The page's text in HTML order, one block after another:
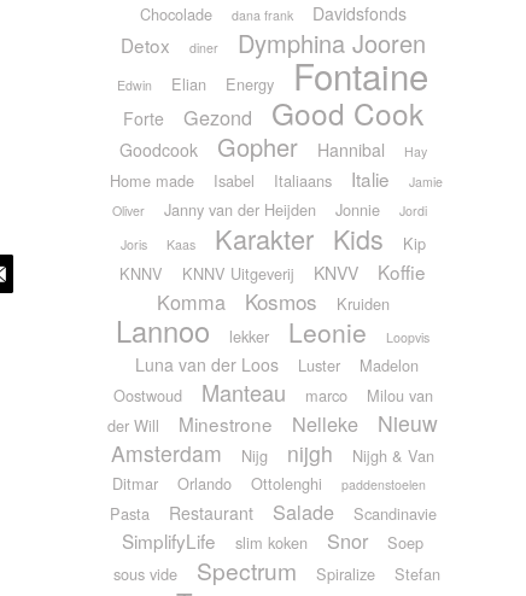
Chocolade dana frank Davidsfonds
Detox diner Dymphina Jooren
Edwin Elian Energy Fontaine
Forte Gezond Good Cook
Goodcook Gopher Hannibal Hay
Home made Isabel Italiaans Italie
Jamie
Oliver
Janny van der Heijden Jonnie
Jordi
Joris
Kaas Karakter Kids
Kip
KNNV
KNNV Uitgeverij KNVV Koffie
Komma Kosmos Kruiden
Lannoo lekker Leonie Loopvis
Luna van der Loos Luster
Madelon
Oostwoud
Manteau marco
Milou van
der Will
Minestrone Nelleke
Nieuw
Amsterdam
Nijg nijgh
Nijgh & Van
Ditmar
Orlando Ottolenghi paddenstoelen
Pasta Restaurant Salade Scandinavie
SimplifyLife slim koken Snor
Soep
sous vide
Spectrum Spiralize
Stefan